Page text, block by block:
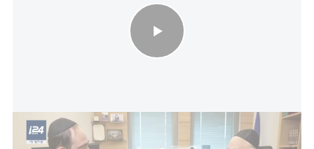
השר הפורש גולדקנופף בריאיון לכתבנו על התרגיל של נתניהו - וסערת
הטלאי הצהוב